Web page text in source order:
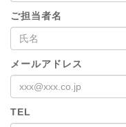
ご担当者名
メールアドレス
TEL